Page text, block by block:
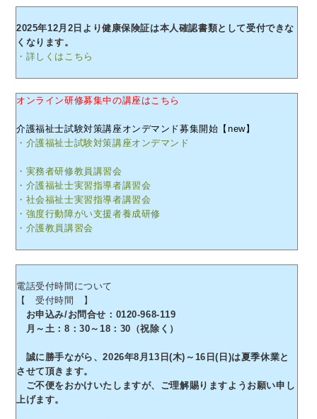
2025年12月2日より健康保険証は本人確認書類として受付できな
くなります。
・詳しくはこちら
オンライン研修募集中の講座はこちら
介護福祉士試験対策講座オンデマンド募集開始【new】
・介護福祉士試験対策講座オンデマンド
・実務者研修教員講習会
・介護福祉士実習指導者講習会
・社会福祉士実習指導者講習会
・強度行動障がい支援者養成研修
・介護教員講習会
電話受付時間について
【 受付時間 】
お申込み/お問合せ：0120-968-119
月～土：8：30～18：30（祝除く）
誠に勝手ながら、2026年8月13日(木)～16日(日)は夏季休業と
させて頂きます。
ご不便をおかけいたしますが、ご理解賜りますようお願い申し
上げます。